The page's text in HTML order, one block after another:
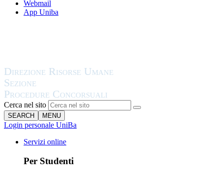
Webmail
App Uniba
Cerca nel sito
SEARCH MENU
Login personale UniBa
Servizi online
Per Studenti